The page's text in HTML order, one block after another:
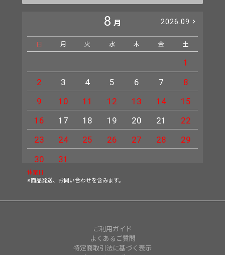
8 月 2026.09
日 月 火 水 木 金 土
1
2
3 4 5 6 7
8
9
10 11 12 13 14
15
16
17 18 19 20 21
22
23
24 25 26 27 28
29
30
31
休業日
※商品発送、お問い合わせを含みます。
ご利用ガイド
よくあるご質問
特定商取引法に基づく表示